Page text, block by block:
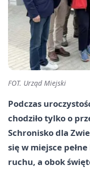
FOT. Urząd Miejski
Podczas
chodziło tylko o
Schronisko dla
się w miejsce
ruchu, a obok